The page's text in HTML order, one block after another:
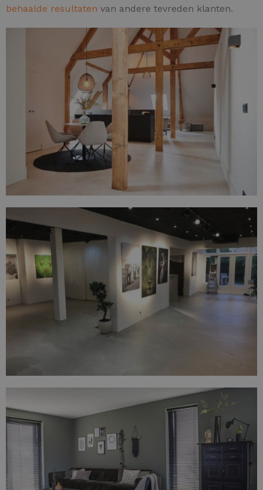
behaalde resultaten van andere tevreden klanten.